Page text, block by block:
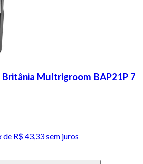
Multrigroom BAP21P 7
de R$ 43,33 sem juros